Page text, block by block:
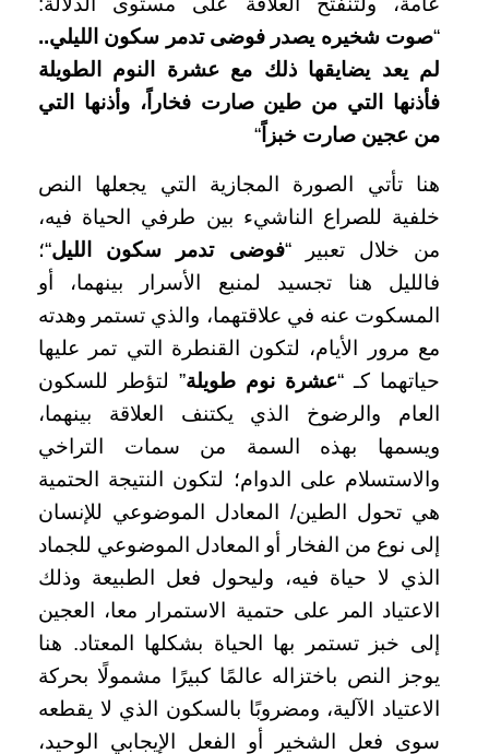
“صوت شخيره يصدر فوضى تدمر سكون الليلي..
لم يعد يضايقها ذلك مع عشرة النوم الطويلة
فأذنها التي من طين صارت فخاراً، وأذنها التي
من عجين صارت خبزاً “
هنا تأتي الصورة المجازية التي يجعلها النص
خلفية للصراع الناشيء بين طرفي الحياة فيه،
من خلال تعبير “فوضى تدمر سكون الليل“؛
فالليل هنا تجسيد لمنبع الأسرار بينهما، أو
المسكوت عنه في علاقتهما، والذي تستمر وهدته
مع مرور الأيام، لتكون القنطرة التي تمر عليها
حياتهما كـ “عشرة نوم طويلة” لتؤطر للسكون
العام والرضوخ الذي يكتنف العلاقة بينهما،
ويسمها بهذه السمة من سمات التراخي
والاستسلام على الدوام؛ لتكون النتيجة الحتمية
هي تحول الطين/ المعادل الموضوعي للإنسان
إلى نوع من الفخار أو المعادل الموضوعي للجماد
الذي لا حياة فيه، وليحول فعل الطبيعة وذلك
الاعتياد المر على حتمية الاستمرار معا، العجين
إلى خبز تستمر بها الحياة بشكلها المعتاد. هنا
يوجز النص باختزاله عالمًا كبيرًا مشمولًا بحركة
الاعتياد الآلية، ومضروبًا بالسكون الذي لا يقطعه
سوى فعل الشخير أو الفعل الإيجابي الوحيد،